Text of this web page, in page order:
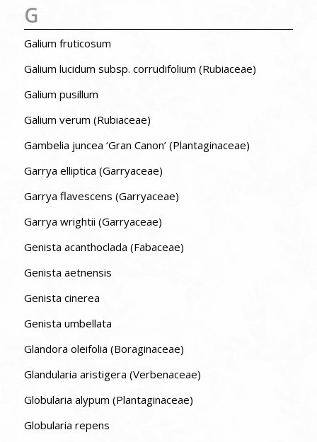
G
Galium fruticosum
Galium lucidum subsp. corrudifolium (Rubiaceae)
Galium pusillum
Galium verum (Rubiaceae)
Gambelia juncea ‘Gran Canon’ (Plantaginaceae)
Garrya elliptica (Garryaceae)
Garrya flavescens (Garryaceae)
Garrya wrightii (Garryaceae)
Genista acanthoclada (Fabaceae)
Genista aetnensis
Genista cinerea
Genista umbellata
Glandora oleifolia (Boraginaceae)
Glandularia aristigera (Verbenaceae)
Globularia alypum (Plantaginaceae)
Globularia repens